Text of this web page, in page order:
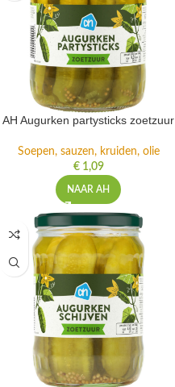
AH Augurken partysticks zoetzuur
Soepen, sauzen, kruiden, olie
€1,09
NAAR AH